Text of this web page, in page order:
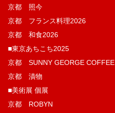
京都 照今
京都 フランス料理2026
京都 和食2026
■東京あちこち2025
京都 SUNNY GEORGE COFFEE
京都 漬物
■美術展 個展
京都 ROBYN